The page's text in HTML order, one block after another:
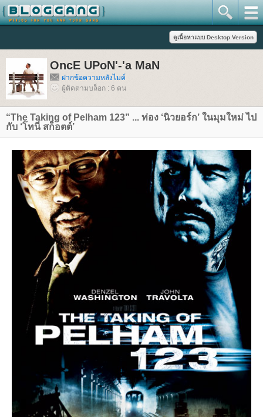
OncE UPoN'-'a MaN
ฝากข้อความหลังไมค์
ผู้ติดตามบล็อก : 6 คน
“The Taking of Pelham 123” ... ท่อง ‘นิวยอร์ก’ ในมุมใหม่ ไป
กับ ‘โทนี่ สก็อตต์’